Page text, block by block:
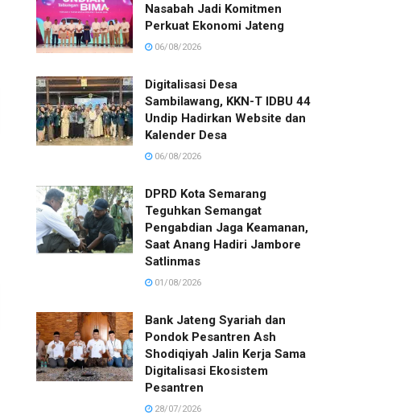
Nasabah Jadi Komitmen
Perkuat Ekonomi Jateng
06/08/2026
Digitalisasi Desa
Sambilawang, KKN-T IDBU 44
Undip Hadirkan Website dan
Kalender Desa
06/08/2026
DPRD Kota Semarang
Teguhkan Semangat
Pengabdian Jaga Keamanan,
Saat Anang Hadiri Jambore
Satlinmas
01/08/2026
Bank Jateng Syariah dan
Pondok Pesantren Ash
Shodiqiyah Jalin Kerja Sama
Digitalisasi Ekosistem
Pesantren
28/07/2026